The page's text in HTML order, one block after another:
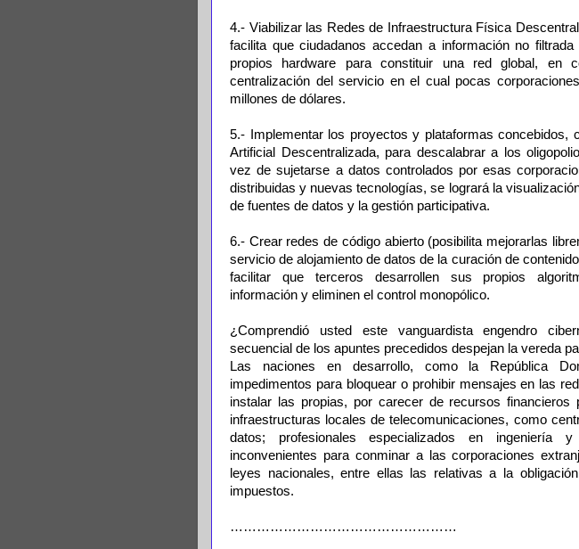
4.- Viabilizar las Redes de Infraestructura Física
facilita que ciudadanos accedan a información no
propios hardware para constituir una red global, en
centralización del servicio en el cual pocas
millones de dólares.
5.- Implementar los proyectos y plataformas concebidos,
Artificial Descentralizada, para descalabrar a los
vez de sujetarse a datos controlados por esas
distribuidas y nuevas tecnologías, se logrará la
de fuentes de datos y la gestión participativa.
6.- Crear redes de código abierto (posibilita mejorarlas
servicio de alojamiento de datos de la curación de
facilitar que terceros desarrollen sus propios
información y eliminen el control monopólico.
¿Comprendió usted este vanguardista engendro
secuencial de los apuntes precedidos despejan la vereda
Las naciones en desarrollo, como la República
impedimentos para bloquear o prohibir mensajes en las
instalar las propias, por carecer de recursos financieros
infraestructuras locales de telecomunicaciones, como
datos; profesionales especializados en ingeniería
inconvenientes para conminar a las corporaciones
leyes nacionales, entre ellas las relativas a la
impuestos.
……………………………………………